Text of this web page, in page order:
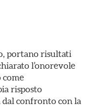
portano risultati
l’onorevole
come
risposto
dal confronto con la